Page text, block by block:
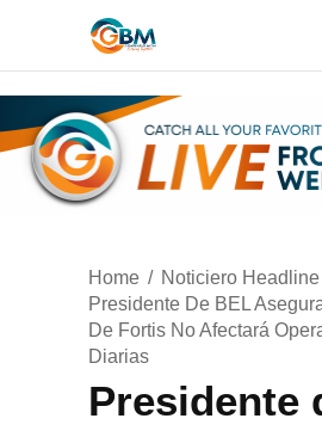
Home
Noticiero Headline
Presidente De BEL
De Fortis No Afectará
Diarias
Presidente